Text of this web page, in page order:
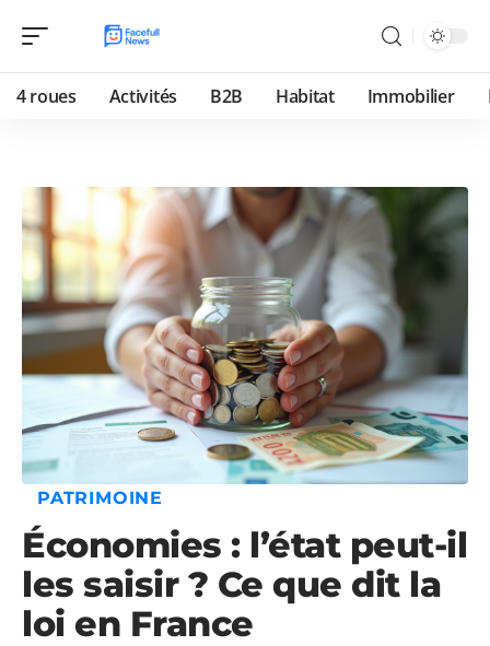
4 roues Activités B2B Habitat Immobilier
PATRIMOINE
Économies : l’état peut-il
les saisir ? Ce que dit la
loi en France